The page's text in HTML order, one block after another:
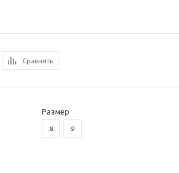
Сравнить
Размер
.8 .9